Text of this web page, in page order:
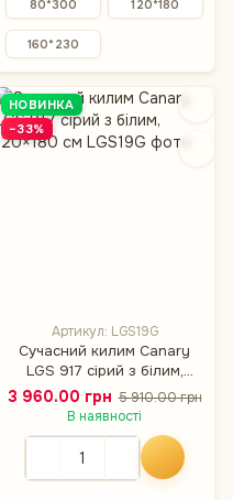
80*300 120*180
160*230
НОВИНКА
−33%
Артикул: LGS19G
Сучасний килим Canary
LGS 917 сірий з білим,
120×180 см
3 960.00 грн 5 910.00 грн
В наявності